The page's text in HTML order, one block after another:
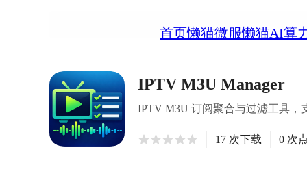
首页懒猫微服懒猫AI算
IPTV M3U Manager
IPTV M3U 订阅聚合与过滤工具，
17 次下载 0 次